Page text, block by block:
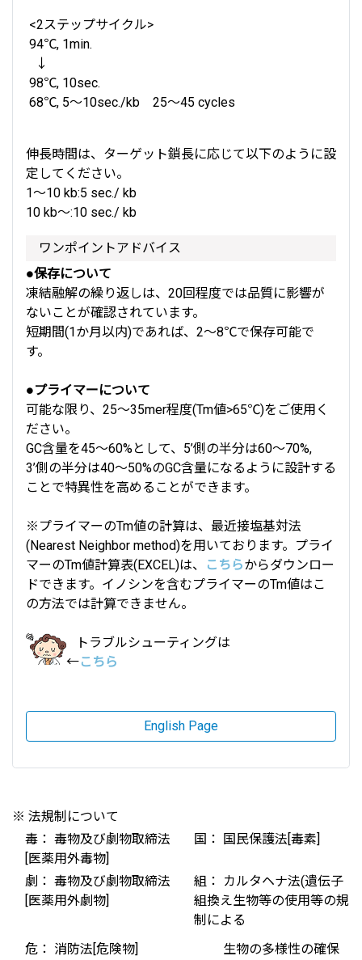
<2ステップサイクル>
94℃, 1min.
↓
98℃, 10sec.
68℃, 5～10sec./kb 25〜45 cycles
伸長時間は、ターゲット鎖長に応じて以下のように設
定してください。
1～10 kb:5 sec./ kb
10 kb～:10 sec./ kb
ワンポイントアドバイス
●保存について
凍結融解の繰り返しは、20回程度では品質に影響が
ないことが確認されています。
短期間(1か月以内)であれば、2～8℃で保存可能で
す。
●プライマーについて
可能な限り、25～35mer程度(Tm値>65℃)をご使用く
ださい。
GC含量を45～60%として、5’側の半分は60～70%,
3’側の半分は40～50%のGC含量になるように設計する
ことで特異性を高めることができます。
※ プライマーのTm値の計算は、 最近接塩基対法
(Nearest Neighbor method)を用いております。プライ
マーのTm値計算表(EXCEL)は、
こちらからダウンロー
ドできます。イノシンを含むプライマーのTm値はこ
の方法では計算できません。
トラブルシューティングは
←こちら
English Page
※ 法規制について
毒： 毒物及び劇物取締法
[医薬用外毒物]
国： 国民保護法[毒素]
劇： 毒物及び劇物取締法
[医薬用外劇物]
組： カルタヘナ法(遺伝子
組換え生物等の使用等の規
制による
危： 消防法[危険物]
生物の多様性の確保